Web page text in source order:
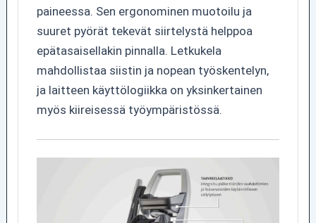
paineessa. Sen ergonominen muotoilu ja
suuret pyörät tekevät siirtelystä helppoa
epätasaisellakin pinnalla. Letkukela
mahdollistaa siistin ja nopean työskentelyn,
ja laitteen käyttölogiikka on yksinkertainen
myös kiireisessä työympäristössä.